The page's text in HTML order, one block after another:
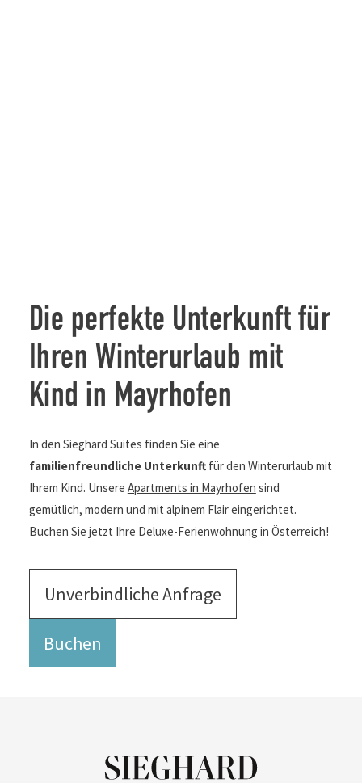
Die perfekte Unterkunft für
Ihren Winterurlaub mit
Kind in Mayrhofen
In den Sieghard Suites finden Sie eine
familienfreundliche Unterkunftfür den Winterurlaub mit
Ihrem Kind. Unsere Apartments in Mayrhofen sind
gemütlich, modern und mit alpinem Flair eingerichtet.
Buchen Sie jetzt Ihre Deluxe-Ferienwohnung in Österreich!
Unverbindliche Anfrage
Buchen